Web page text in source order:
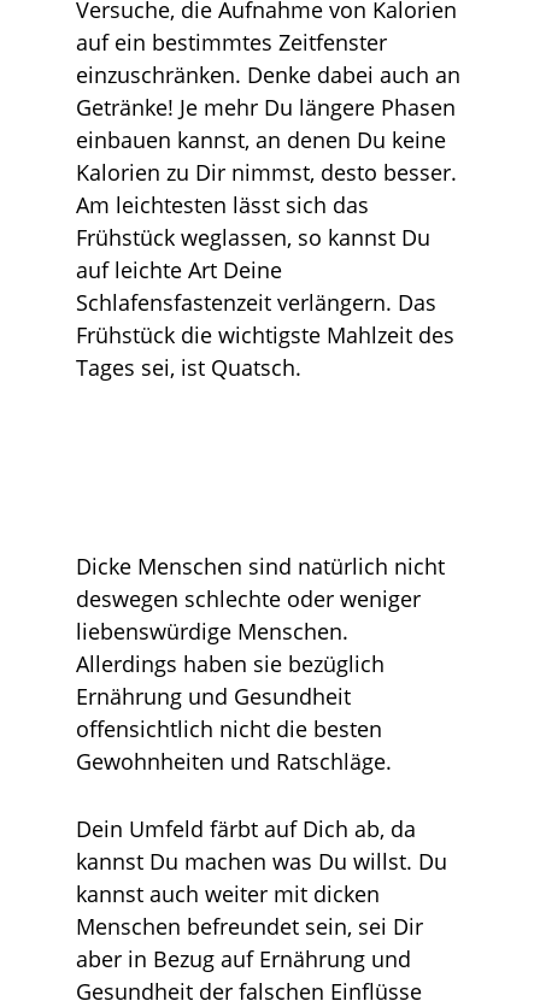
Versuche, die Aufnahme von Kalorien
auf ein bestimmtes Zeitfenster
einzuschränken. Denke dabei auch an
Getränke! Je mehr Du längere Phasen
einbauen kannst, an denen Du keine
Kalorien zu Dir nimmst, desto besser.
Am leichtesten lässt sich das
Frühstück weglassen, so kannst Du
auf leichte Art Deine
Schlafensfastenzeit verlängern. Das
Frühstück die wichtigste Mahlzeit des
Tages sei, ist Quatsch.
Dicke Menschen sind natürlich nicht
deswegen schlechte oder weniger
liebenswürdige Menschen.
Allerdings haben sie bezüglich
Ernährung und Gesundheit
offensichtlich nicht die besten
Gewohnheiten und Ratschläge.
Dein Umfeld färbt auf Dich ab, da
kannst Du machen was Du willst. Du
kannst auch weiter mit dicken
Menschen befreundet sein, sei Dir
aber in Bezug auf Ernährung und
Gesundheit der falschen Einflüsse